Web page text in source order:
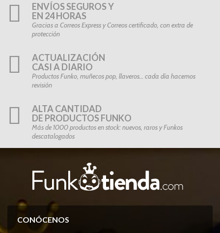
ENVÍOS SEGUROS Y
EN 24 HORAS
Gracias a Correos Express y Correos certificado, con extra de
protección
ACTUALIZACIÓN
CASI A DIARIO
Productos Funko, muñecos pop, llaveros… cada día hacemos
revisión
ALTA CANTIDAD
DE PRODUCTOS FUNKO
Más de 1000 productos en stock: nuevos, raros y Funkos
descatalogados
CONÓCENOS